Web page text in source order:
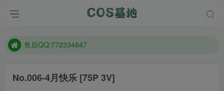
防失联：百度搜索《趣画刊》，实时查看最新站点。
售后QQ:772334847
No.006-4月快乐 [75P 3V]